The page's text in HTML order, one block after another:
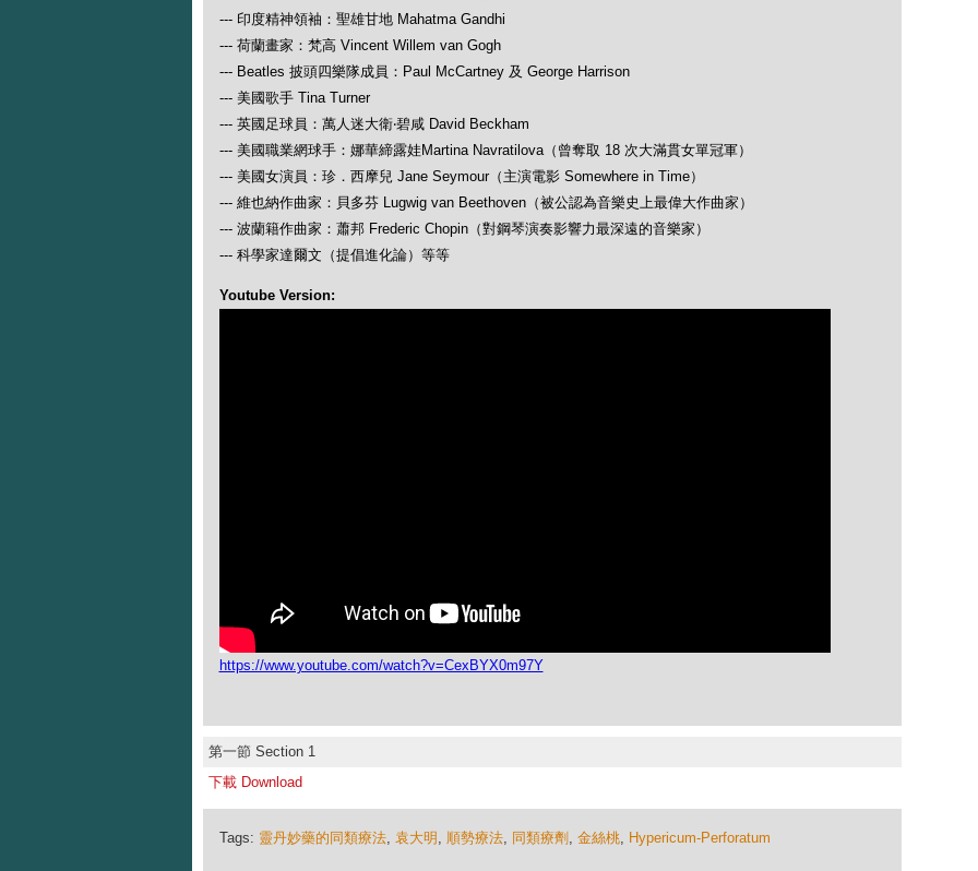
--- 印度精神領袖：聖雄甘地 Mahatma Gandhi
--- 荷蘭畫家：梵高 Vincent Willem van Gogh
--- Beatles 披頭四樂隊成員：Paul McCartney 及 George Harrison
--- 美國歌手 Tina Turner
--- 英國足球員：萬人迷大衛‧碧咸 David Beckham
--- 美國職業網球手：娜華締露娃Martina Navratilova（曾奪取 18 次大滿貫女單冠軍）
--- 美國女演員：珍．西摩兒 Jane Seymour（主演電影 Somewhere in Time）
--- 維也納作曲家：貝多芬 Lugwig van Beethoven（被公認為音樂史上最偉大作曲家）
--- 波蘭籍作曲家：蕭邦 Frederic Chopin（對鋼琴演奏影響力最深遠的音樂家）
--- 科學家達爾文（提倡進化論）等等
Youtube Version:
https://www.youtube.com/watch?v=CexBYX0m97Y
第一節 Section 1
下載 Download
Tags: 靈丹妙藥的同類療法, 袁大明 , 順勢療法, 同類療劑 , 金絲桃, Hypericum-Perforatum